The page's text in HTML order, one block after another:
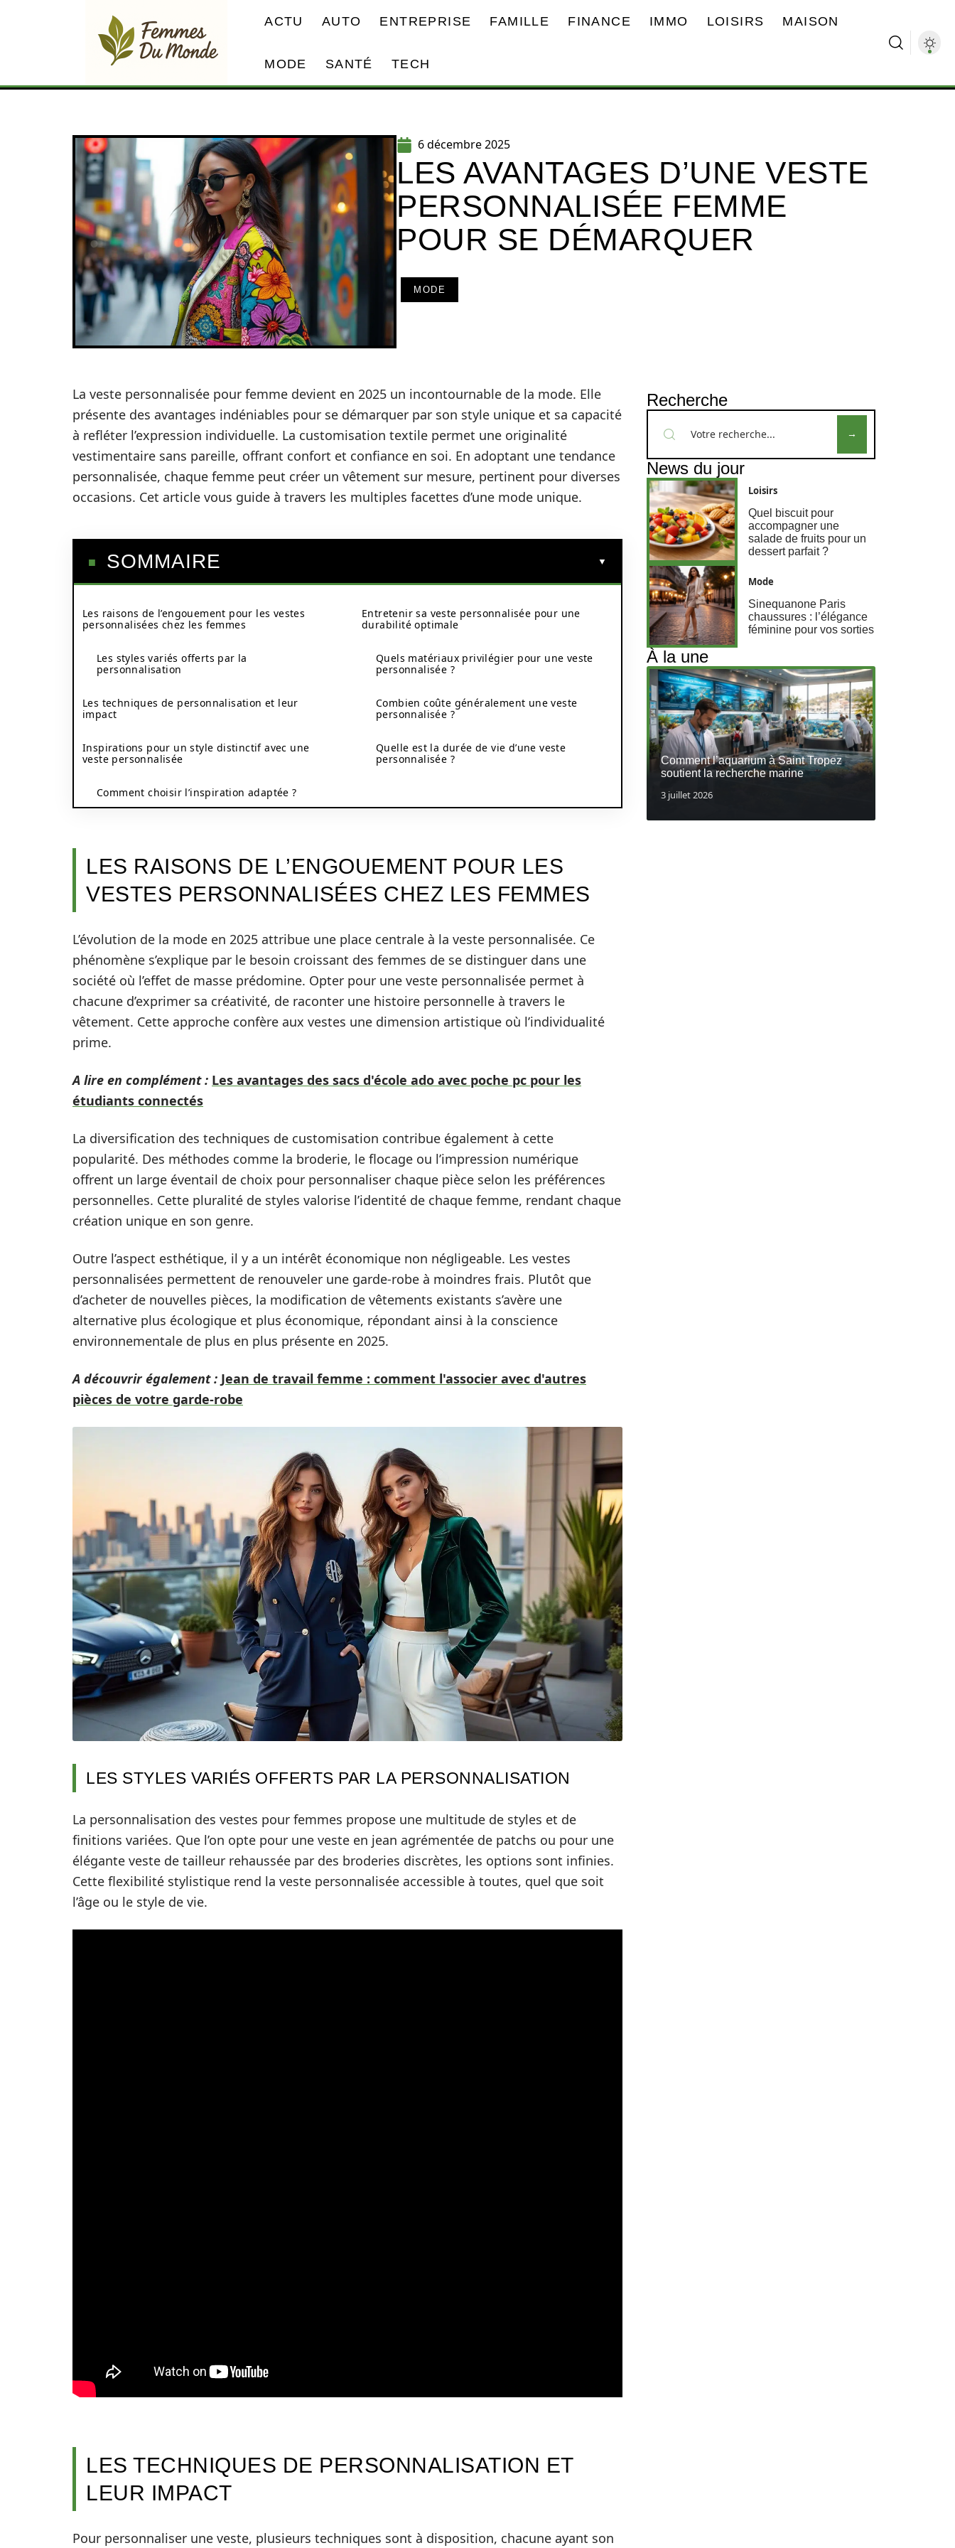
ACTU AUTO ENTREPRISE FAMILLE FINANCE IMMO LOISIRS MAISON
MODE SANTÉ TECH
6 décembre 2025
LES AVANTAGES D’UNE VESTE
PERSONNALISÉE FEMME
POUR SE DÉMARQUER
MODE
La veste personnalisée pour femme devient en 2025 un incontournable de la mode. Elle
présente des avantages indéniables pour se démarquer par son style unique et sa capacité
à refléter l’expression individuelle. La customisation textile permet une originalité
vestimentaire sans pareille, offrant confort et confiance en soi. En adoptant une tendance
personnalisée, chaque femme peut créer un vêtement sur mesure, pertinent pour diverses
occasions. Cet article vous guide à travers les multiples facettes d’une mode unique.
SOMMAIRE
Les raisons de l’engouement pour les vestes
personnalisées chez les femmes
Les styles variés offerts par la
personnalisation
Les techniques de personnalisation et leur
impact
Inspirations pour un style distinctif avec une
veste personnalisée
Comment choisir l’inspiration adaptée ?
Entretenir sa veste personnalisée pour une
durabilité optimale
Quels matériaux privilégier pour une veste
personnalisée ?
Combien coûte généralement une veste
personnalisée ?
Quelle est la durée de vie d’une veste
personnalisée ?
LES RAISONS DE L’ENGOUEMENT POUR LES
VESTES PERSONNALISÉES CHEZ LES FEMMES
L’évolution de la mode en 2025 attribue une place centrale à la veste personnalisée. Ce
phénomène s’explique par le besoin croissant des femmes de se distinguer dans une
société où l’effet de masse prédomine. Opter pour une veste personnalisée permet à
chacune d’exprimer sa créativité, de raconter une histoire personnelle à travers le
vêtement. Cette approche confère aux vestes une dimension artistique où l’individualité
prime.
A lire en complément : Les avantages des sacs d'école ado avec poche pc pour les
étudiants connectés
La diversification des techniques de customisation contribue également à cette
popularité. Des méthodes comme la broderie, le flocage ou l’impression numérique
offrent un large éventail de choix pour personnaliser chaque pièce selon les préférences
personnelles. Cette pluralité de styles valorise l’identité de chaque femme, rendant chaque
création unique en son genre.
Outre l’aspect esthétique, il y a un intérêt économique non négligeable. Les vestes
personnalisées permettent de renouveler une garde-robe à moindres frais. Plutôt que
d’acheter de nouvelles pièces, la modification de vêtements existants s’avère une
alternative plus écologique et plus économique, répondant ainsi à la conscience
environnementale de plus en plus présente en 2025.
A découvrir également : Jean de travail femme : comment l'associer avec d'autres
pièces de votre garde-robe
LES STYLES VARIÉS OFFERTS PAR LA PERSONNALISATION
La personnalisation des vestes pour femmes propose une multitude de styles et de
finitions variées. Que l’on opte pour une veste en jean agrémentée de patchs ou pour une
élégante veste de tailleur rehaussée par des broderies discrètes, les options sont infinies.
Cette flexibilité stylistique rend la veste personnalisée accessible à toutes, quel que soit
l’âge ou le style de vie.
LES TECHNIQUES DE PERSONNALISATION ET
LEUR IMPACT
Pour personnaliser une veste, plusieurs techniques sont à disposition, chacune ayant son
Recherche
News du jour
Loisirs
Quel biscuit pour
accompagner une
salade de fruits pour un
dessert parfait ?
Mode
Sinequanone Paris
chaussures : l’élégance
féminine pour vos sorties
À la une
Comment l’aquarium à Saint Tropez
soutient la recherche marine
3 juillet 2026